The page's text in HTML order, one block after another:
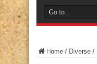
Home / Diverse /